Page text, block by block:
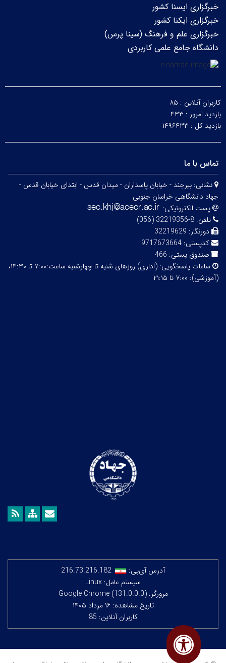
خبرگزاری ایسنا کشور
خبرگزاری ایکنا کشور
خبرگزاری علم و فرهنگ (سینا پرس)
دانشگاه جامع علمی کاربردی
کاربران آنلاین : ۸۵
بازدید امروز : ۴۳۳
بازدید کل : ۱۴۹۶۴۳۳
تماس با ما
نشانی: بیرجند - خیابان پاسداران - میدان قدس - ابتدای خیابان قدس -
جهاد دانشگاهی خراسان جنوبی
پست الکترونیکی:
تلفن: 8-32219356 (056)
دورنگار: 32219629
کدپستی: 9717673664
صندوق پستی: 466
ساعات پاسخگویی:
(اداری) روزهای شنبه تا چهارشنبه ساعت:۷:۰۰ تا ۱۴:۳۰،
(آموزشی): ۷:۰۰ تا ۲۱:۱۵
آدرس آی‌پی:
216.73.216.182
سیستم عامل: Linux
مرورگر: Google Chrome (131.0.0.0)
تاریخ مشاهده: ۱۶ مرداد ۱۴۰۵
کاربران آنلاین: 85